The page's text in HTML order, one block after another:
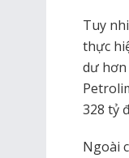
Tuy
thực
dư hơn
328 tỷ
Ngoài